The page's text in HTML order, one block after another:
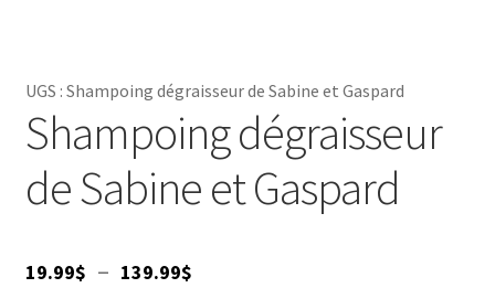
UGS : Shampoing dégraisseur de Sabine et Gaspard
Shampoing dégraisseur
de Sabine et Gaspard
19.99$ – 139.99$Plage